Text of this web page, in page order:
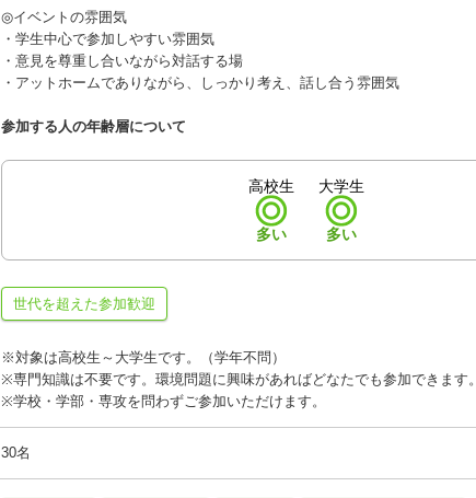
◎イベントの雰囲気
・学生中心で参加しやすい雰囲気
・意見を尊重し合いながら対話する場
・アットホームでありながら、しっかり考え、話し合う雰囲気
参加する人の年齢層について
高校生
多い
大学生
多い
世代を超えた参加歓迎
※対象は高校生～大学生です。（学年不問）
※専門知識は不要です。環境問題に興味があればどなたでも参加できます。
※学校・学部・専攻を問わずご参加いただけます。
30名